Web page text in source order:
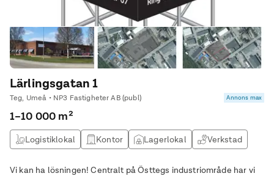
Lärlingsgatan 1
Teg, Umeå • NP3 Fastigheter AB (publ) Annons max
1–10 000 m²
Logistiklokal Kontor Lagerlokal Verkstad
Vi kan ha lösningen! Centralt på Östtegs industriområde har vi